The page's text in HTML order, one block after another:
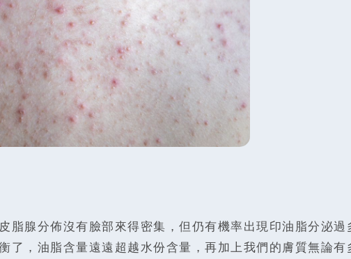
腺分佈沒有臉部來得密集，但仍有機率出現印油脂分泌過
，油脂含量遠遠超越水份含量，再加上我們的膚質無論